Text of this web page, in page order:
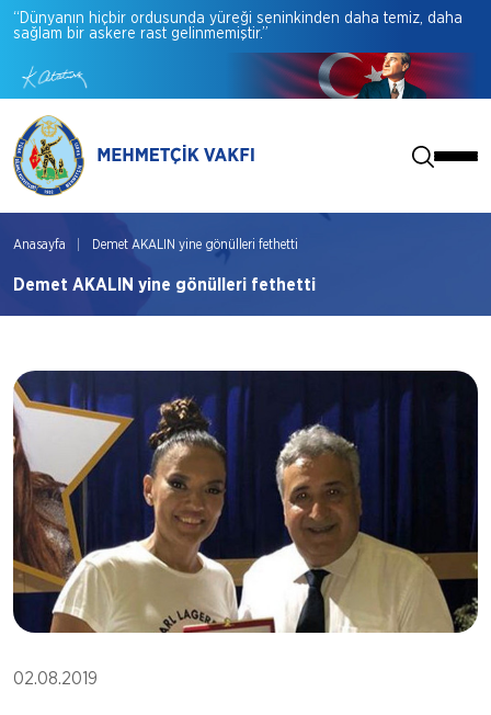
“Dünyanın hiçbir ordusunda yüreği seninkinden daha temiz, daha
sağlam bir askere rast gelinmemiştir.”
Anasayfa Demet AKALIN yine gönülleri fethetti
Demet AKALIN yine gönülleri fethetti
02.08.2019